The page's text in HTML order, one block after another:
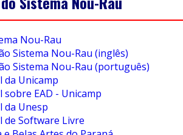
Nou-Rau
Sistema Nou-Rau (inglês)
Sistema Nou-Rau (português)
da Unicamp
EAD - Unicamp
da Unesp
de Software Livre